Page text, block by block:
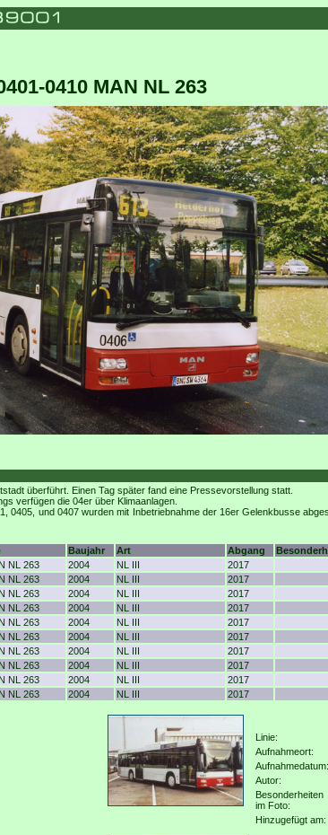
0410 MAN NL 263
überführt. Einen Tag später fand eine Pressevorstellung statt.
verfügen die 04er über Klimaanlagen.
0405, und 0407 wurden mit Inbetriebnahme der 16er Gelenkbusse
Baujahr Art Abgang
NL 263 2004 NL III
2017
NL 263 2004 NL III
2017
NL 263 2004 NL III
2017
NL 263 2004 NL III
2017
NL 263 2004 NL III
2017
NL 263 2004 NL III
2017
NL 263 2004 NL III
2017
NL 263 2004 NL III
2017
NL 263 2004 NL III
2017
NL 263 2004 NL III 2017
Linie:
Aufnahmeort:
Aufnahmedatum:
Autor:
Besonderheiten
im Foto:
Hinzugefügt am: